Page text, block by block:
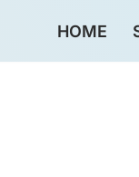
HOME